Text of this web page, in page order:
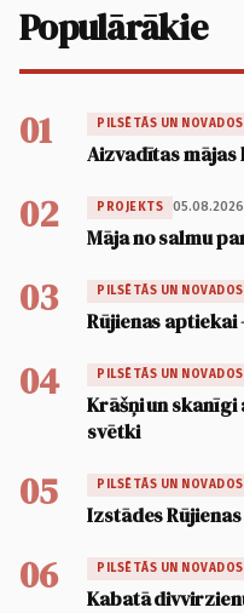
Populārākie
01 PILSĒTĀS UN NOVADOS
Aizvadītas mājas
02 PROJEKTS
Māja no salmu
03 PILSĒTĀS UN NOVADOS
Rūjienas aptiekai
04 PILSĒTĀS UN NOVADOS
Krāšņi un
svētki
05 PILSĒTĀS UN NOVADOS
Izstādes
06 PILSĒTĀS UN NOVADOS
Kabatā